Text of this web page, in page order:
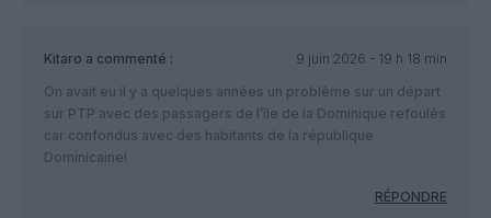
Kitaro a commenté :
9 juin 2026 - 19 h 18 min
On avait eu il y a quelques années un problème sur un départ
sur PTP avec des passagers de l’île de la Dominique refoulés
car confondus avec des habitants de la république
Dominicaine!
RÉPONDRE